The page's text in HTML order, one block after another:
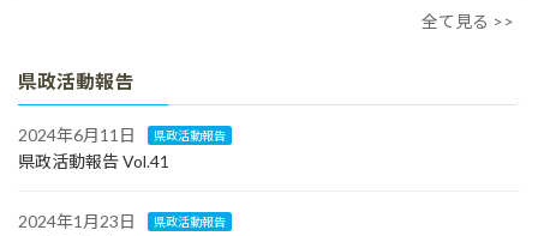
全て見る >>
県政活動報告
2024年6月11日 県政活動報告
県政活動報告 Vol.41
2024年1月23日 県政活動報告